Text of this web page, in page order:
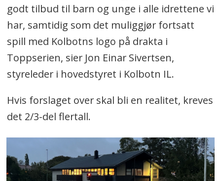
godt tilbud til barn og unge i alle idrettene vi
har, samtidig som det muliggjør fortsatt
spill med Kolbotns logo på drakta i
Toppserien, sier Jon Einar Sivertsen,
styreleder i hovedstyret i Kolbotn IL.
Hvis forslaget over skal bli en realitet, kreves
det 2/3-del flertall.